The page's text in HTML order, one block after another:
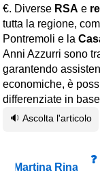
€. Diverse RSA e
tutta la regione,
Pontremoli e la
Anni Azzurri sono
garantendo
economiche, è
differenziate in
🔉 Ascolta l'articolo
Ambienti
≋ Mare
🗻 Montagna
Laghi
Isole
Terme